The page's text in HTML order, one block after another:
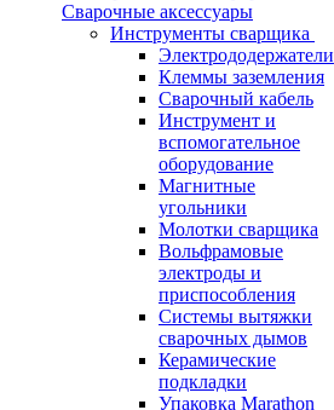
Сварочные аксессуары
Инструменты сварщика
Электрододержатели
Клеммы заземления
Сварочный кабель
Инструмент и
вспомогательное
оборудование
Магнитные
угольники
Молотки сварщика
Вольфрамовые
электроды и
приспособления
Системы вытяжки
сварочных дымов
Керамические
подкладки
Упаковка Marathon